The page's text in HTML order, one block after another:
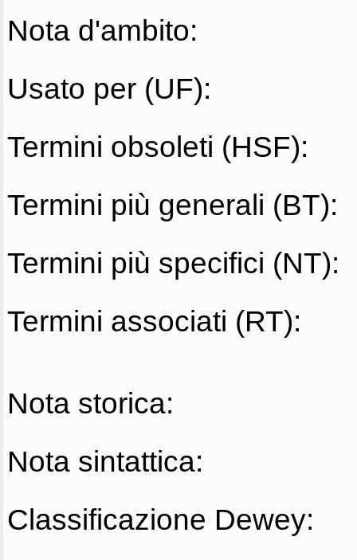
Nota d'ambito:
Usato per (UF):
Termini obsoleti (HSF):
Termini più generali (BT):
Termini più specifici (NT):
Termini associati (RT):
Nota storica:
Nota sintattica:
Classificazione Dewey: